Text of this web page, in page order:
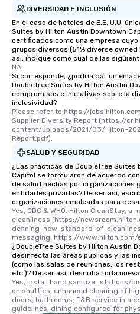
DIVERSIDAD E INCLUSIÓN
En el caso de hoteles de E.E. U.U.
Suites by Hilton Austin Downtown
certificados como una empresa
grupos diversos (51% diverse owned
así, indique como cuál de las
NA
Si corresponde, ¿podría dar un
DoubleTree Suites by Hilton Austin
compromisos e iniciativas sobre la
inclusividad?
Please refer to https://
Supplier Diversity Report (https://
content/uploads/2021/03/Hilton-
Report.pdf).
SALUD Y SEGURIDAD
¿Las prácticas de DoubleTree Suites
Capitol se formularon de acuerdo
de salud hechas por organizaciones
entidades privadas? De ser así,
organizaciones empleadas para
Yes, CDC & WHO. Hilton CleanStay,
cleanliness (https://
defining-new-standard-of-
messaging: https://
¿DoubleTree Suites by Hilton Austin
desinfecta las áreas públicas y las
(como las salas de reuniones, los
etc.)? De ser así, describa toda
Yes, Install hand sanitizer stations/
on shuttles; enhanced cleaning of
doors, bathrooms; F&B service in
guidelines, dining configured for